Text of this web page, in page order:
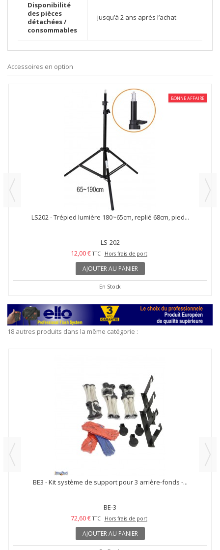
Disponibilité
des pièces
détachées /
consommables
jusqu’à 2 ans après l’achat
Accessoires en option
BONNE AFFAIRE
LS202 - Trépied lumière 180~65cm, replié 68cm, pied...
LS-202
12,00 € TTC Hors frais de port
AJOUTER AU PANIER
En Stock
18 autres produits dans la même catégorie :
BE3 - Kit système de support pour 3 arrière-fonds -...
BE-3
72,60 € TTC Hors frais de port
AJOUTER AU PANIER